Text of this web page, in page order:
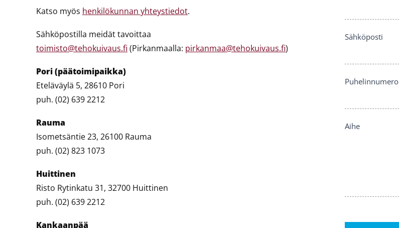
Katso myös henkilökunnan yhteystiedot.
Sähköpostilla meidät tavoittaa
toimisto@tehokuivaus.fi (Pirkanmaalla: pirkanmaa@tehokuivaus.fi)
Pori (päätoimipaikka)
Eteläväylä 5, 28610 Pori
puh. (02) 639 2212
Rauma
Isometsäntie 23, 26100 Rauma
puh. (02) 823 1073
Huittinen
Risto Rytinkatu 31, 32700 Huittinen
puh. (02) 639 2212
Kankaanpää
Sähköposti
Puhelinnumero
Aihe